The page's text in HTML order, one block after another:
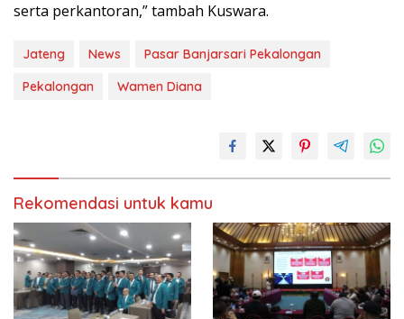
serta perkantoran,” tambah Kuswara.
Jateng News
Pasar Banjarsari Pekalongan
Pekalongan
Wamen Diana
Rekomendasi untuk kamu